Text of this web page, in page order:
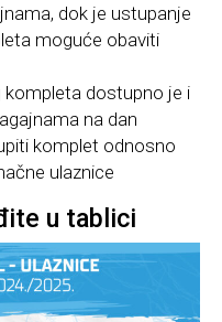
dok je ustupanje
moguće obaviti
kompleta dostupno je i
na dan
komplet odnosno
ulaznice
u tablici